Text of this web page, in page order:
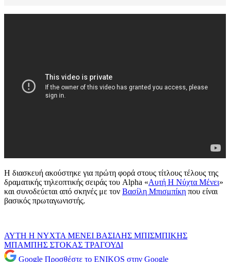
Η διασκευή ακούστηκε για πρώτη φορά στους τίτλους τέλους της
δραματικής τηλεοπτικής σειράς του Alpha «Αυτή Η Νύχτα Μένει»
και συνοδεύεται από σκηνές με τον Βασίλη Μπισμπίκη που είναι
βασικός πρωταγωνιστής.
ΑΥΤΗ Η ΝΥΧΤΑ ΜΕΝΕΙ ΒΑΣΙΛΗΣ ΜΠΙΣΜΠΙΚΗΣ
ΜΠΑΜΠΗΣ ΣΤΟΚΑΣ ΤΡΑΓΟΥΔΙ
Google Προσθέστε το ENIKOS στην Google